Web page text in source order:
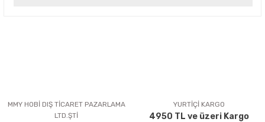
Ürün açıklamasında eksik bilgiler bulunuyor.
Ürün bilgilerinde hatalar bulunuyor.
MMY HOBİ DIŞ TİCARET PAZARLAMA
LTD.ŞTİ
YURTİÇİ KARGO
4950 TL ve üzeri Kargo